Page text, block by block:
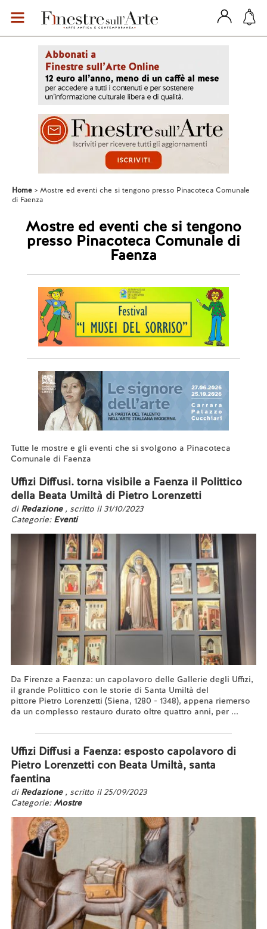
Home
Mostre ed eventi che si tengono presso Pinacoteca Comunale
di Faenza
Mostre ed eventi che si tengono
presso Pinacoteca Comunale di
Faenza
Tutte le mostre e gli eventi che si svolgono a Pinacoteca
Comunale di Faenza
Uffizi Diffusi. torna visibile a Faenza il Polittico
della Beata Umiltà di Pietro Lorenzetti
di Redazione , scritto il 31/10/2023
Categorie: Eventi
Da Firenze a Faenza: un capolavoro delle Gallerie degli Uffizi,
il grande Polittico con le storie di Santa Umiltà del
pittore Pietro Lorenzetti (Siena, 1280 - 1348), appena riemerso
da un complesso restauro durato oltre quattro anni, per ...
Uffizi Diffusi a Faenza: esposto capolavoro di
Pietro Lorenzetti con Beata Umiltà, santa
faentina
di Redazione , scritto il 25/09/2023
Categorie:Mostre